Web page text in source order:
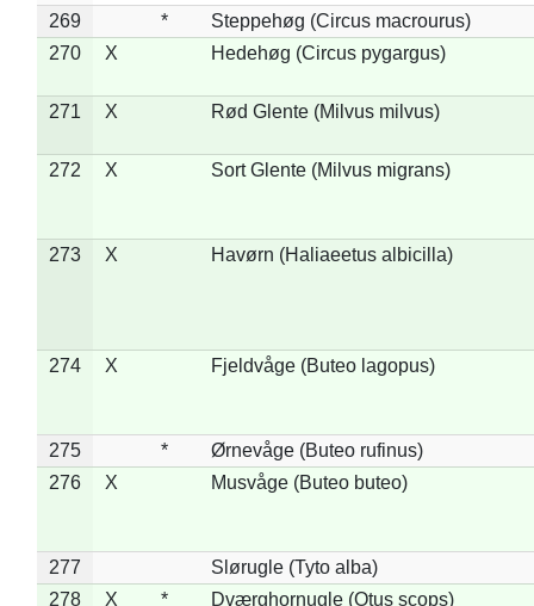
269
*
Steppehøg (Circus macrourus)
270
X Hedehøg (Circus pygargus)
271 X Rød Glente (Milvus milvus)
272 X Sort Glente (Milvus migrans)
273 X Havørn (Haliaeetus albicilla)
274 X Fjeldvåge (Buteo lagopus)
275 *
Ørnevåge (Buteo rufinus)
276
X Musvåge (Buteo buteo)
277
Slørugle (Tyto alba)
278
X *
Dværghornugle (Otus scops)